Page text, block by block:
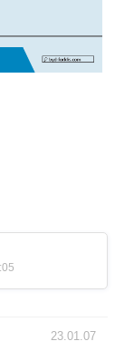
23.01.07